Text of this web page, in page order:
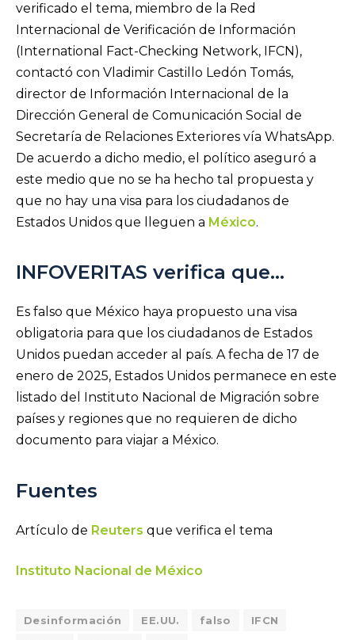
verificado el tema, miembro de la Red
Internacional de Verificación de Información
(International Fact-Checking Network, IFCN),
contactó con Vladimir Castillo Ledón Tomás,
director de Información Internacional de la
Dirección General de Comunicación Social de
Secretaría de Relaciones Exteriores vía WhatsApp.
De acuerdo a dicho medio, el político aseguró a
este medio que no se ha hecho tal propuesta y
que no hay una visa para los ciudadanos de
Estados Unidos que lleguen a México.
INFOVERITAS verifica que…
Es falso que México haya propuesto una visa
obligatoria para que los ciudadanos de Estados
Unidos puedan acceder al país. A fecha de 17 de
enero de 2025, Estados Unidos permanece en este
listado del Instituto Nacional de Migración sobre
países y regiones que no requieren de dicho
documento para viajar a México.
Fuentes
Artículo de Reuters que verifica el tema
Instituto Nacional de México
Desinformación EE.UU. falso
IFCN